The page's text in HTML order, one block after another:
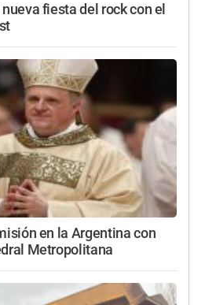
fiesta del rock con el
en la Argentina con
Metropolitana